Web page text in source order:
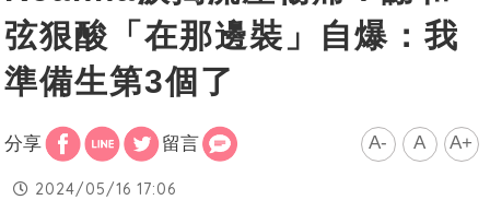
弦狠酸「在那邊裝」自爆：我
準備生第3個了
分享 留言 A- A A+
2024/05/16 17:06